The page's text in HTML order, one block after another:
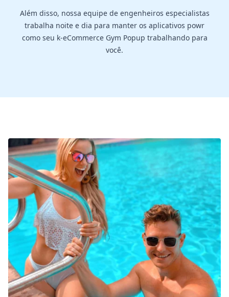
Além disso, nossa equipe de engenheiros especialistas
trabalha noite e dia para manter os aplicativos powr
como seu k-eCommerce Gym Popup trabalhando para
você.